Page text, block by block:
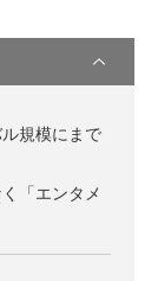
規模にまで
「エンタメ